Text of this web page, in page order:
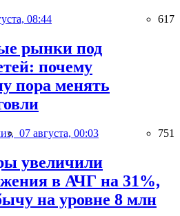
08:44 617
рынки под
почему
пора менять
07 августа, 00:03 751
увеличили
в АЧГ на 31%,
на уровне 8 млн